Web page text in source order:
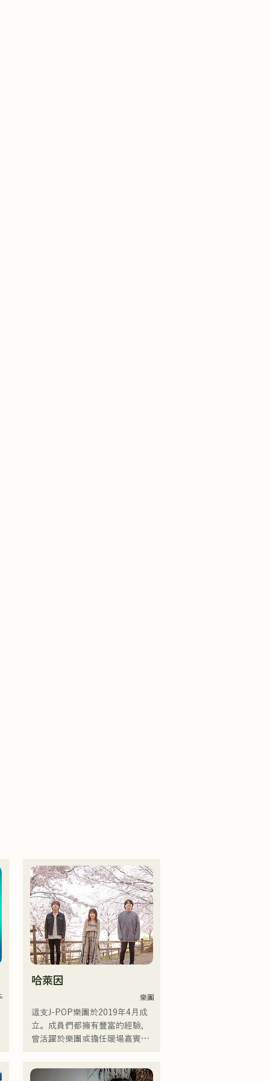
哈萊因
樂團
這支J-POP樂團於2019年4月成
立。成員們都擁有豐富的經驗，
曾活躍於樂團或擔任暖場嘉賓，
音、樸實的歌詞和懷舊的旋律贏